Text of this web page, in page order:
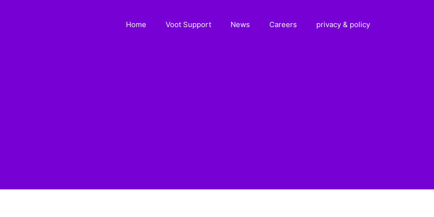
Home Voot Support News Careers privacy & policy